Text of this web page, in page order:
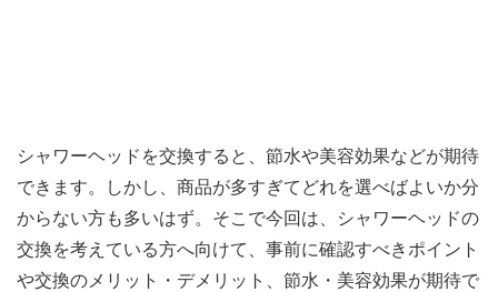
シャワーヘッドを交換すると、節水や美容効果などが期待
できます。しかし、商品が多すぎてどれを選べばよいか分
からない方も多いはず。そこで今回は、シャワーヘッドの
交換を考えている方へ向けて、事前に確認すべきポイント
や交換のメリット・デメリット、節水・美容効果が期待で